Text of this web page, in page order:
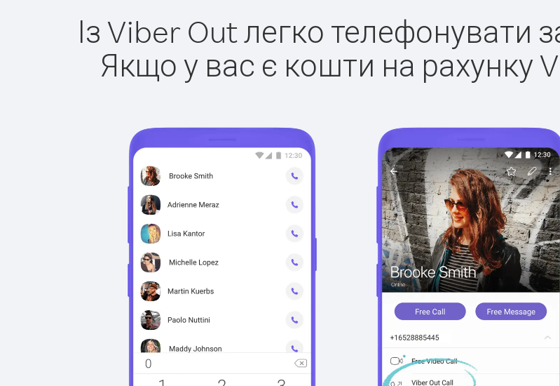
Із Viber Out легко телефонувати
Якщо у вас є кошти на рахунку